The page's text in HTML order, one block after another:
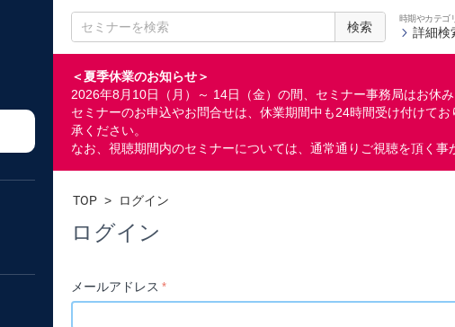
検索
時期やカテゴ
詳細検
＜夏季休業のお知らせ＞
2026年8月10日（月）～ 14日（金）の間、セミナー事務局はお休み
セミナーのお申込やお問合せは、休業期間中も24時間受け付けて
承ください。
なお、視聴期間内のセミナーについては、通常通りご視聴を頂く事
TOP > ログイン
ログイン
メールアドレス